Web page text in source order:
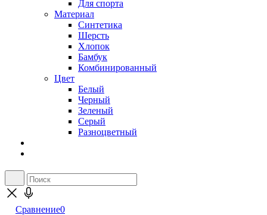
Для спорта
Материал
Синтетика
Шерсть
Хлопок
Бамбук
Комбинированный
Цвет
Белый
Черный
Зеленый
Серый
Разноцветный
Сравнение0